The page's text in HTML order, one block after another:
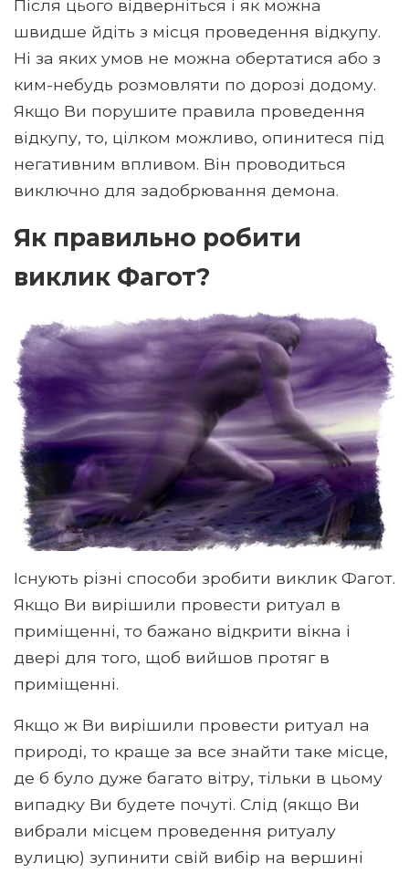
Після цього відверніться і як можна
швидше йдіть з місця проведення відкупу.
Ні за яких умов не можна обертатися або з
ким-небудь розмовляти по дорозі додому.
Якщо Ви порушите правила проведення
відкупу, то, цілком можливо, опинитеся під
негативним впливом. Він проводиться
виключно для задобрювання демона.
Як правильно робити
виклик Фагот?
Існують різні способи зробити виклик Фагот.
Якщо Ви вирішили провести ритуал в
приміщенні, то бажано відкрити вікна і
двері для того, щоб вийшов протяг в
приміщенні.
Якщо ж Ви вирішили провести ритуал на
природі, то краще за все знайти таке місце,
де б було дуже багато вітру, тільки в цьому
випадку Ви будете почуті. Слід (якщо Ви
вибрали місцем проведення ритуалу
вулицю) зупинити свій вибір на вершині